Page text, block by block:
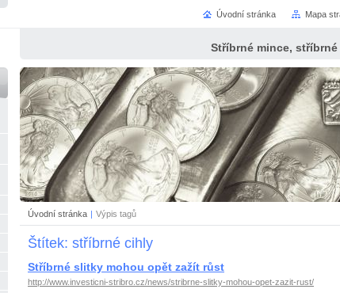
Stříbrné mince,
Úvodní stránka | Výpis tagů
Štítek: stříbrné cihly
Stříbrné slitky mohou opět zažít růst
http://www.investicni-stribro.cz/news/stribrne-slitky-mohou-opet-zazit-rust/
Úvodní stránka Mapa